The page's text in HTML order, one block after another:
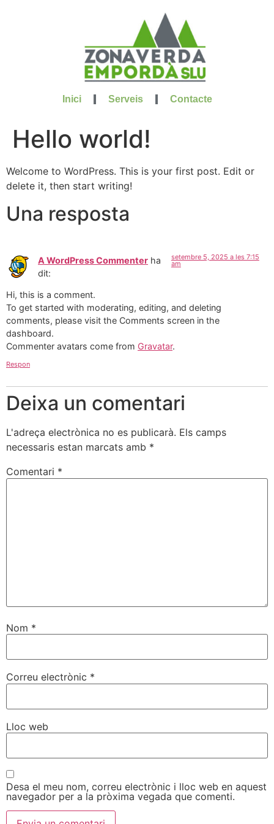
Inici Serveis Contacte
Hello world!
Welcome to WordPress. This is your first post. Edit or
delete it, then start writing!
Una resposta
A WordPress Commenter ha
dit:
setembre 5, 2025 a les 7:15
am
Hi, this is a comment.
To get started with moderating, editing, and deleting
comments, please visit the Comments screen in the
dashboard.
Commenter avatars come from Gravatar.
Respon
Deixa un comentari
L'adreça electrònica no es publicarà. Els camps
necessaris estan marcats amb *
Comentari *
Nom *
Correu electrònic *
Lloc web
Desa el meu nom, correu electrònic i lloc web en aquest
navegador per a la pròxima vegada que comenti.